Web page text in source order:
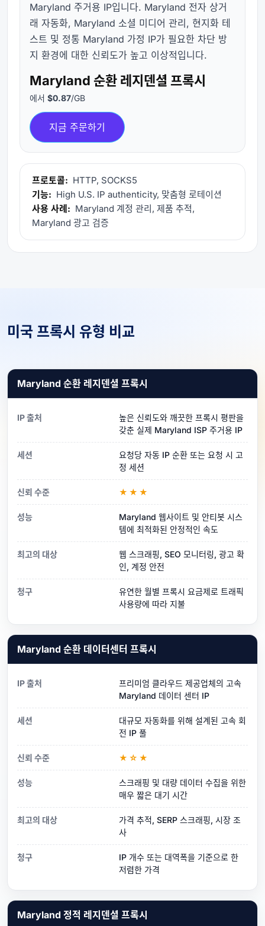
Maryland 주거용 IP입니다. Maryland 전자 상거
래 자동화, Maryland 소셜 미디어 관리, 현지화 테
스트 및 정통 Maryland 가정 IP가 필요한 차단 방
지 환경에 대한 신뢰도가 높고 이상적입니다.
Maryland 순환 레지덴셜 프록시
에서 $0.87/GB
지금 주문하기
프로토콜: HTTP, SOCKS5
기능: High U.S. IP authenticity, 맞춤형 로테이션
사용 사례: Maryland 계정 관리, 제품 추적,
Maryland 광고 검증
미국 프록시 유형 비교
Maryland 순환 레지덴셜 프록시
IP 출처
높은 신뢰도와 깨끗한 프록시 평판을
갖춘 실제 Maryland ISP 주거용 IP
세션
요청당 자동 IP 순환 또는 요청 시 고
정 세션
신뢰 수준 ★★★
성능
Maryland 웹사이트 및 안티봇 시스
템에 최적화된 안정적인 속도
최고의 대상
웹 스크래핑, SEO 모니터링, 광고 확
인, 계정 안전
청구
유연한 월별 프록시 요금제로 트래픽
사용량에 따라 지불
Maryland 순환 데이터센터 프록시
IP 출처
프리미엄 클라우드 제공업체의 고속
Maryland 데이터 센터 IP
세션
대규모 자동화를 위해 설계된 고속 회
전 IP 풀
신뢰 수준 ★☆★
성능
스크래핑 및 대량 데이터 수집을 위한
매우 짧은 대기 시간
최고의 대상
가격 추적, SERP 스크래핑, 시장 조
사
청구
IP 개수 또는 대역폭을 기준으로 한
저렴한 가격
Maryland 정적 레지덴셜 프록시